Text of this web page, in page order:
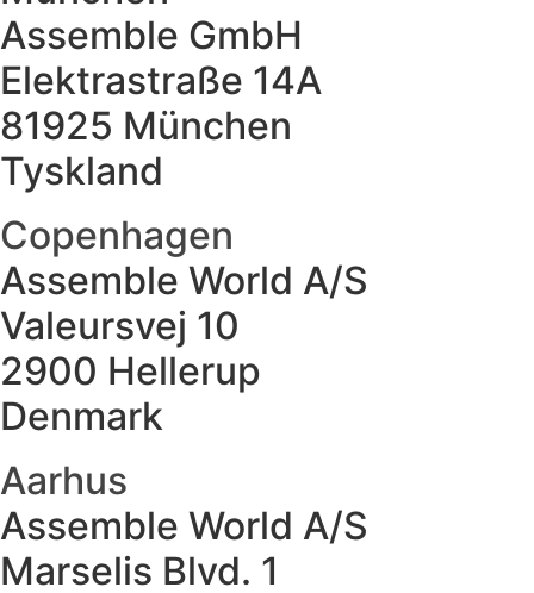
Assemble GmbH
Elektrastraße 14A
81925 München
Tyskland
Copenhagen
Assemble World A/S
Valeursvej 10
2900 Hellerup
Denmark
Aarhus
Assemble World A/S
Marselis Blvd. 1